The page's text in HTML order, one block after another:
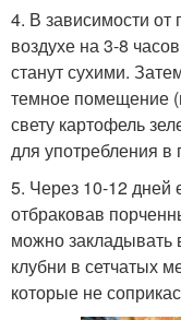
4. В зависимости от
воздухе на 3-8
станут сухими.
темное помещение
свету картофель
для употребления в
5. Через 10-12 дней
отбраковав
можно закладывать
клубни в сетчатых
которые не